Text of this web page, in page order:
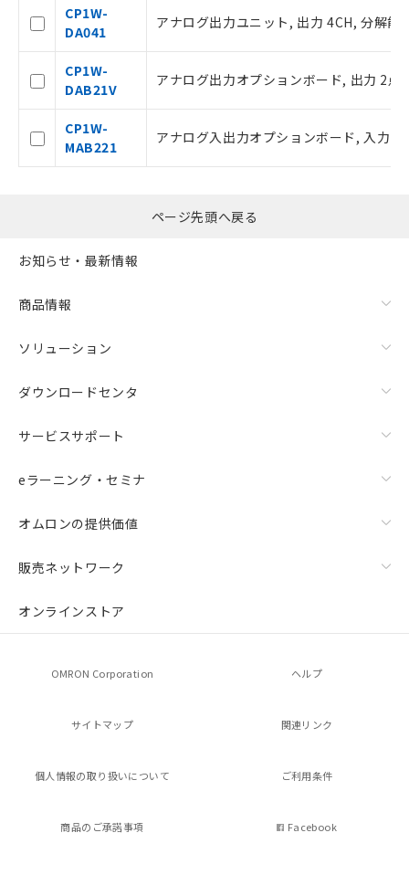
CP1W-
DA041
アナログ出力ユニット, 出力 4CH, 分解能
CP1W-
DAB21V
アナログ出力オプションボード, 出力 2点
CP1W-
MAB221
アナログ入出力オプションボード, 入力 2
ページ先頭へ戻る
お知らせ・最新情報
商品情報
ソリューション
ダウンロードセンタ
サービスサポート
eラーニング・セミナ
オムロンの提供価値
販売ネットワーク
オンラインストア
OMRON Corporation ヘルプ
サイトマップ 関連リンク
個人情報の取り扱いについて ご利用条件
商品のご承諾事項 Facebook
および当社の共同利用者が、当社の製
品・サービスに関するお客様との取
をご了承ください。
※当社の共同利用者とは、"個人情報
用者の範囲」に記載されている法人を
指します。